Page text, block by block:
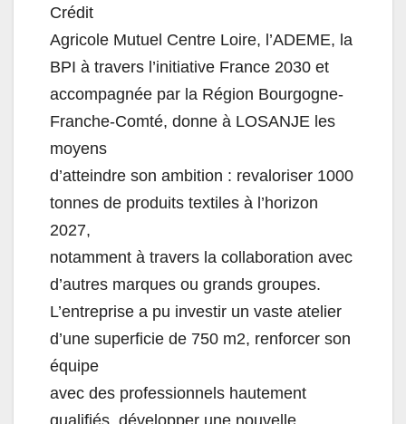
Crédit
Agricole Mutuel Centre Loire, l’ADEME, la
BPI à travers l’initiative France 2030 et
accompagnée par la Région Bourgogne-
Franche-Comté, donne à LOSANJE les
moyens
d’atteindre son ambition : revaloriser 1000
tonnes de produits textiles à l’horizon
2027,
notamment à travers la collaboration avec
d’autres marques ou grands groupes.
L’entreprise a pu investir un vaste atelier
d’une superficie de 750 m2, renforcer son
équipe
avec des professionnels hautement
qualifiés, développer une nouvelle